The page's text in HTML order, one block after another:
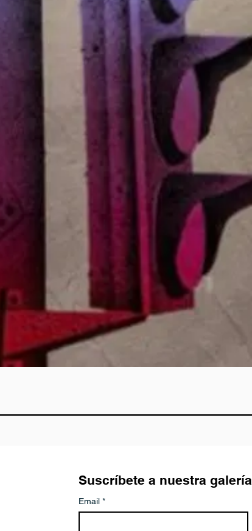
Suscríbete a nuestra galería
Email *